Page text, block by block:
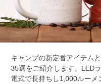
キャンプの新定番アイテム
35選をご紹介します。LED
電式で長持ちし1,000ルーメ